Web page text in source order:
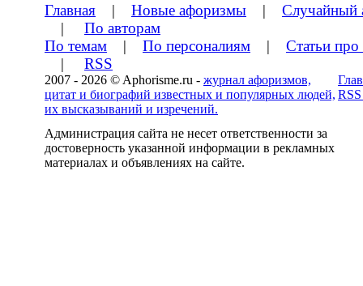
Главная | Новые афоризмы | Случайный
| По авторам
По темам | По персоналиям | Статьи
| RSS
2007 - 2026 © Aphorisme.ru - журнал афоризмов,
цитат и биографий известных и популярных людей,
их высказываний и изречений.
Администрация сайта не несет ответственности за
достоверность указанной информации в рекламных
материалах и объявлениях на сайте.